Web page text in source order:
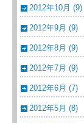
2012年10月 (9)
2012年9月 (9)
2012年8月 (9)
2012年7月 (9)
2012年6月 (7)
2012年5月 (8)